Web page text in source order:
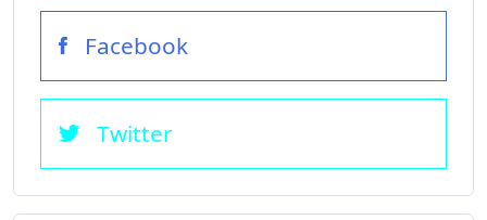
Facebook
Twitter